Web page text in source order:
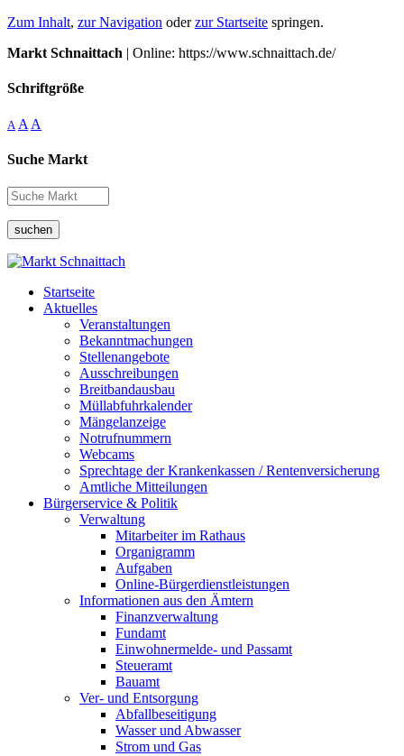
Zum Inhalt, zur Navigation oderzur Startseite springen.
Markt Schnaittach | Online: https://www.schnaittach.de/
Schriftgröße
A A A
Suche Markt
suchen
Startseite
Aktuelles
Veranstaltungen
Bekanntmachungen
Stellenangebote
Ausschreibungen
Breitbandausbau
Müllabfuhrkalender
Mängelanzeige
Notrufnummern
Webcams
Sprechtage der Krankenkassen / Rentenversicherung
Amtliche Mitteilungen
Bürgerservice & Politik
Verwaltung
Mitarbeiter im Rathaus
Organigramm
Aufgaben
Online-Bürgerdienstleistungen
Informationen aus den Ämtern
Finanzverwaltung
Fundamt
Einwohnermelde- und Passamt
Steueramt
Bauamt
Ver- und Entsorgung
Abfallbeseitigung
Wasser und Abwasser
Strom und Gas